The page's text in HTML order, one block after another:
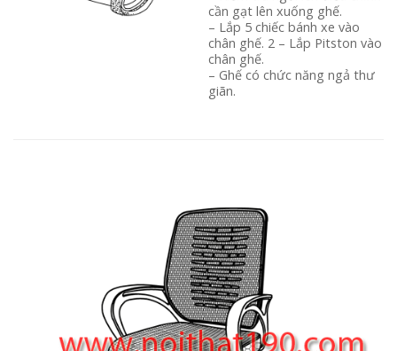
cần gạt lên xuống ghế.
– Lắp 5 chiếc bánh xe vào
chân ghế. 2 – Lắp Pitston vào
chân ghế.
– Ghế có chức năng ngả thư
giãn.